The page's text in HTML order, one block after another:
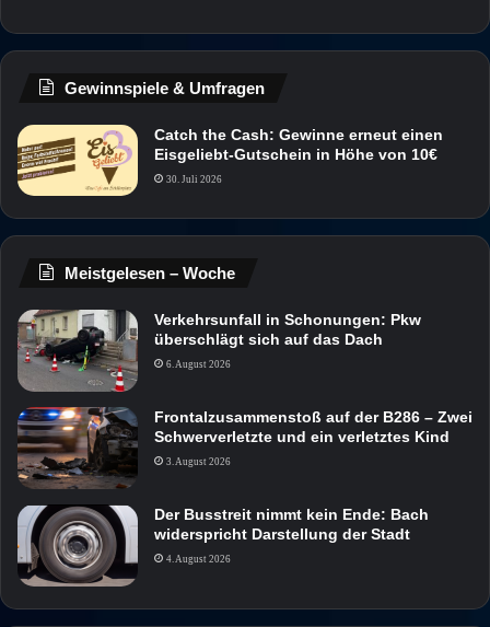
Gewinnspiele & Umfragen
Catch the Cash: Gewinne erneut einen
Eisgeliebt-Gutschein in Höhe von 10€
30. Juli 2026
Meistgelesen – Woche
Verkehrsunfall in Schonungen: Pkw
überschlägt sich auf das Dach
6. August 2026
Frontalzusammenstoß auf der B286 – Zwei
Schwerverletzte und ein verletztes Kind
3. August 2026
Der Busstreit nimmt kein Ende: Bach
widerspricht Darstellung der Stadt
4. August 2026